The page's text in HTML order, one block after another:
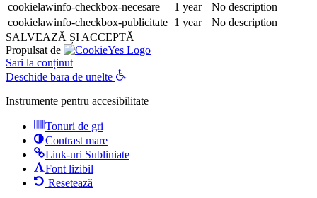
cookielawinfo-checkbox-necesare
1 year
No description
cookielawinfo-checkbox-publicitate 1 year
No description
SALVEAZĂ ȘI ACCEPTĂ
Propulsat de
Sari la conținut
Deschide bara de unelte
Instrumente pentru accesibilitate
Tonuri de gri
Contrast mare
Link-uri Subliniate
Font lizibil
Resetează